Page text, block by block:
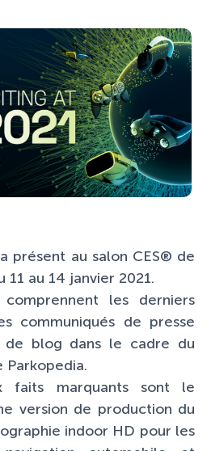
présent au salon CES® de
11 au 14 janvier 2021.
comprennent les derniers
communiqués de presse
blog dans le cadre du
Parkopedia.
faits marquants sont le
version de production du
indoor HD pour les